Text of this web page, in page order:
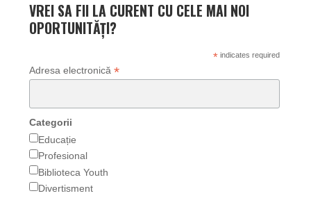
VREI SA FII LA CURENT CU CELE MAI NOI
OPORTUNITĂȚI?
*indicates required
Adresa electronică *
Categorii
Educație
Profesional
Biblioteca Youth
Divertisment